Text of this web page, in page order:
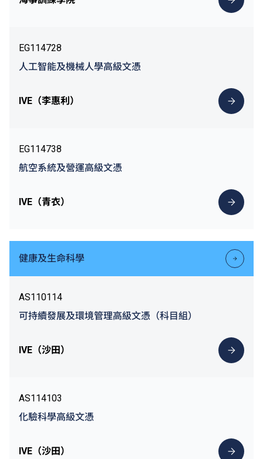
EG114728
人工智能及機械人學高級文憑
IVE（李惠利）
EG114738
航空系統及營運高級文憑
IVE（青衣）
健康及生命科學
AS110114
可持續發展及環境管理高級文憑（科目組）
IVE（沙田）
AS114103
化驗科學高級文憑
IVE（沙田）